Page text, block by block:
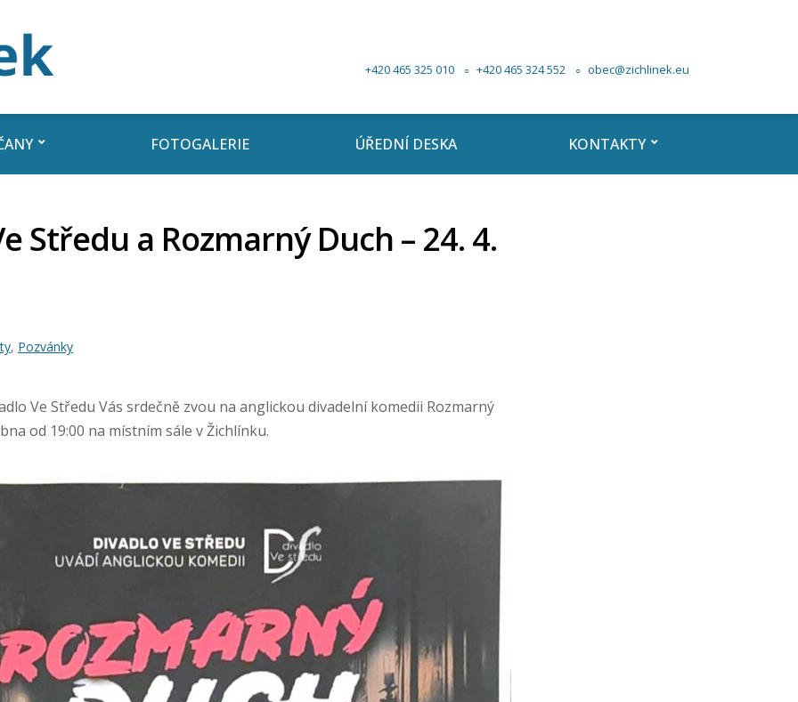
+420 465 325 010 +420 465 324 552 obec@zichlinek.eu
FOTOGALERIE ÚŘEDNÍ DESKA KONTAKTY
Středu a Rozmarný Duch – 24. 4.
, Pozvánky
Ve Středu Vás srdečně zvou na anglickou divadelní komedii Rozmarný
od 19:00 na místním sále v Žichlínku.